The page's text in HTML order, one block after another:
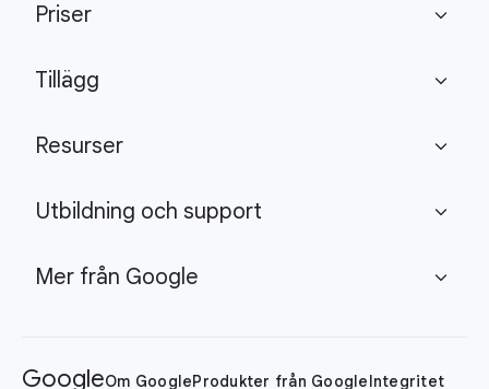
Priser expand_more
Tillägg expand_more
Resurser expand_more
Utbildning och support expand_more
Mer från Google expand_more
GoogleOm GoogleProdukter från GoogleIntegritet